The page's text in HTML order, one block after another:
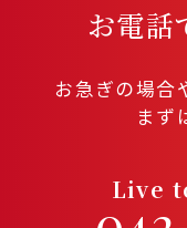
お電話
お急ぎの場合
まず
Live